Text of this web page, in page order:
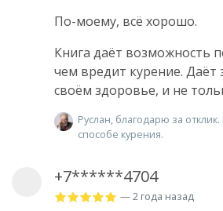
По-моему, всё хорошо.
Книга даёт возможность
чем вредит курение. Даёт
своём здоровье, и не
Руслан, благодарю за
способе курения.
+7******4704
— 2 года назад